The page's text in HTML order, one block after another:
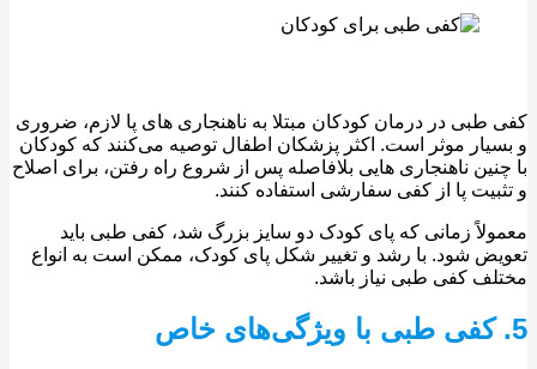
طبی در درمان کودکان مبتلا به ناهنجاری های پا لازم، ضروری
موثر است. اکثر پزشکان اطفال توصیه می‌کنند که کودکان
ناهنجاری هایی بلافاصله پس از شروع راه رفتن، برای اصلاح
پا از کفی سفارشی استفاده کنند.
زمانی که پای کودک دو سایز بزرگ شد، کفی طبی باید
شود. با رشد و تغییر شکل پای کودک، ممکن است به انواع
کفی طبی نیاز باشد.